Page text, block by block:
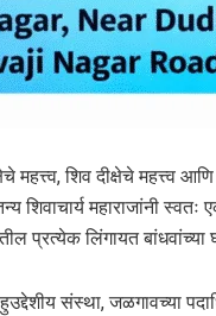
महत्त्व, शिव दीक्षेचे महत्त्व
शिवाचार्य महाराजांनी
प्रत्येक लिंगायत
संस्था, जळगावच्या